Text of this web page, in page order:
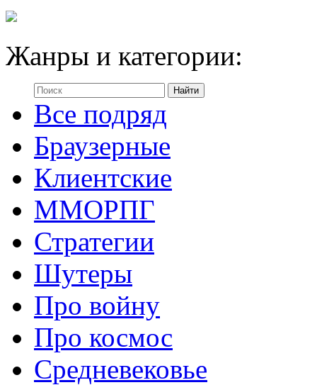
Жанры и категории:
Все подряд
Браузерные
Клиентские
ММОРПГ
Стратегии
Шутеры
Про войну
Про космос
Средневековье